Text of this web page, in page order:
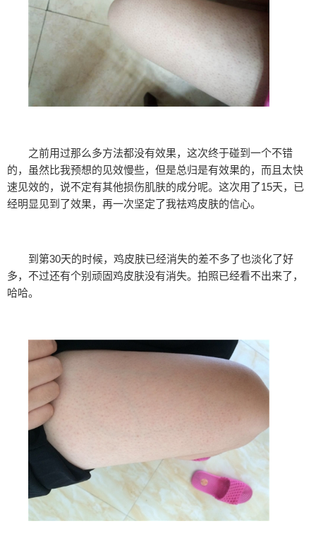
之前用过那么多方法都没有效果，这次终于碰到一个不错
的，虽然比我预想的见效慢些，但是总归是有效果的，而且太快
速见效的，说不定有其他损伤肌肤的成分呢。这次用了15天，已
经明显见到了效果，再一次坚定了我祛鸡皮肤的信心。
到第30天的时候，鸡皮肤已经消失的差不多了也淡化了好
多，不过还有个别顽固鸡皮肤没有消失。拍照已经看不出来了，
哈哈。